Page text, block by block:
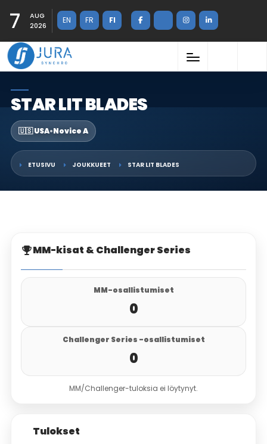
7
AUG
2026
EN FR FI
STAR LIT BLADES
🇺🇸 USA•Novice A
ETUSIVU JOUKKUEET STAR LIT BLADES
MM-kisat & Challenger Series
MM-osallistumiset
0
Challenger Series -osallistumiset
0
MM/Challenger-tuloksia ei löytynyt.
Tulokset